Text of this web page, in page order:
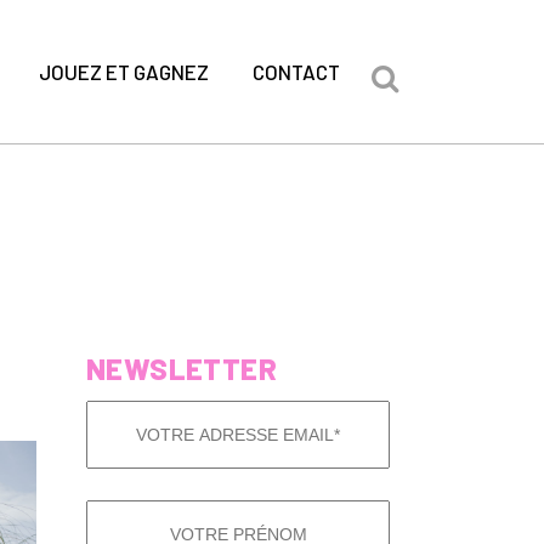
JOUEZ ET GAGNEZ CONTACT
NEWSLETTER